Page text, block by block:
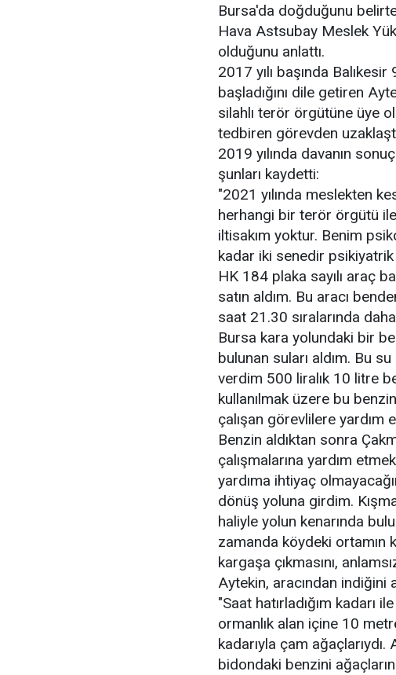
Bursa'da doğduğunu
Hava Astsubay Meslek
olduğunu anlattı.
2017 yılı başında
başladığını dile getiren
silahlı terör örgütüne üye
tedbiren görevden
2019 yılında davanın
şunları kaydetti:
"2021 yılında meslekten
herhangi bir terör örgütü
iltisakım yoktur. Benim
kadar iki senedir
HK 184 plaka sayılı araç
satın aldım. Bu aracı
saat 21.30 sıralarında
Bursa kara yolundaki bir
bulunan suları aldım. Bu
verdim 500 liralık 10 litre
kullanılmak üzere bu
çalışan görevlilere yardım
Benzin aldıktan sonra
çalışmalarına yardım
yardıma ihtiyaç
dönüş yoluna girdim.
haliyle yolun kenarında
zamanda köydeki ortamın
kargaşa çıkmasını,
Aytekin, aracından
"Saat hatırladığım kadarı
ormanlık alan içine 10
kadarıyla çam
bidondaki benzini